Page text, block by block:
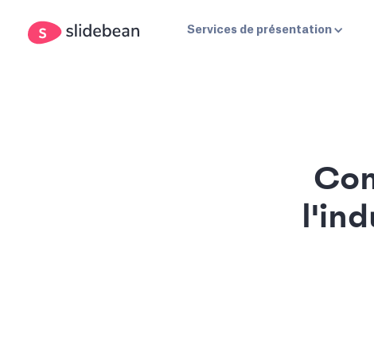
Services de présentation